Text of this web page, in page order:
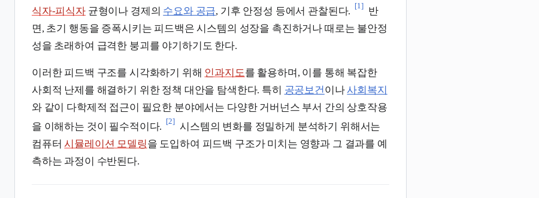
식자-피식자균형이나 경제의 수요와 공급, 기후 안정성 등에서 관찰된다.
[1]
반
면, 초기 행동을 증폭시키는 피드백은 시스템의 성장을 촉진하거나 때로는 불안정
성을 초래하여 급격한 붕괴를 야기하기도 한다.
이러한 피드백 구조를 시각화하기 위해 인과지도를 활용하며, 이를 통해 복잡한
사회적 난제를 해결하기 위한 정책 대안을 탐색한다. 특히 공공보건이나사회복지
와 같이 다학제적 접근이 필요한 분야에서는 다양한 거버넌스 부서 간의 상호작용
을 이해하는 것이 필수적이다.
[2]
시스템의 변화를 정밀하게 분석하기 위해서는
컴퓨터시뮬레이션 모델링을 도입하여 피드백 구조가 미치는 영향과 그 결과를 예
측하는 과정이 수반된다.